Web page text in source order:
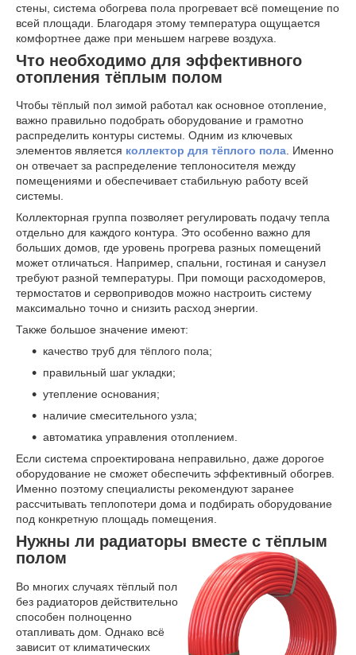
стены, система обогрева пола прогревает всё помещение по
всей площади. Благодаря этому температура ощущается
комфортнее даже при меньшем нагреве воздуха.
Что необходимо для эффективного
отопления тёплым полом
Чтобы тёплый пол зимой работал как основное отопление,
важно правильно подобрать оборудование и грамотно
распределить контуры системы. Одним из ключевых
элементов является коллектор для тёплого пола. Именно
он отвечает за распределение теплоносителя между
помещениями и обеспечивает стабильную работу всей
системы.
Коллекторная группа позволяет регулировать подачу тепла
отдельно для каждого контура. Это особенно важно для
больших домов, где уровень прогрева разных помещений
может отличаться. Например, спальни, гостиная и санузел
требуют разной температуры. При помощи расходомеров,
термостатов и сервоприводов можно настроить систему
максимально точно и снизить расход энергии.
Также большое значение имеют:
качество труб для тёплого пола;
правильный шаг укладки;
утепление основания;
наличие смесительного узла;
автоматика управления отоплением.
Если система спроектирована неправильно, даже дорогое
оборудование не сможет обеспечить эффективный обогрев.
Именно поэтому специалисты рекомендуют заранее
рассчитывать теплопотери дома и подбирать оборудование
под конкретную площадь помещения.
Нужны ли радиаторы вместе с тёплым
полом
Во многих случаях тёплый пол
без радиаторов действительно
способен полноценно
отапливать дом. Однако всё
зависит от климатических